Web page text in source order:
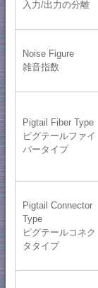
入力/出力の分離
Noise Figure
雑音指数
Pigtail Fiber Type
ピグテールファイ
バータイプ
Pigtail Connector
Type
ピグテールコネク
タタイプ